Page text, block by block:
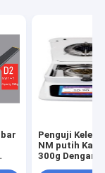
Penguji
NM putih
300g Dengan